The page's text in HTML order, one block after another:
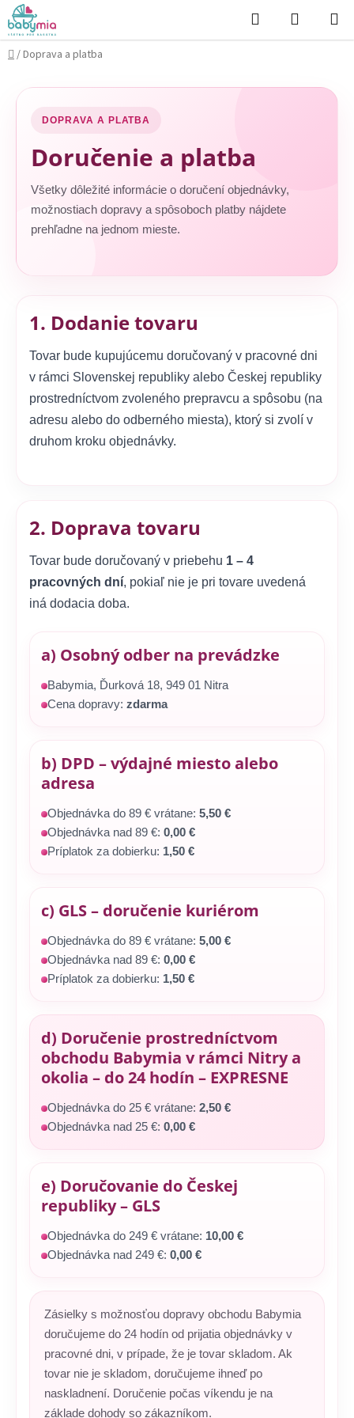
Prejsť
na
obsah
Hľadať
KOŠÍK
Domov
/Doprava a platba
DOPRAVA A PLATBA
Doručenie a platba
Všetky dôležité informácie o doručení objednávky,
možnostiach dopravy a spôsoboch platby nájdete
prehľadne na jednom mieste.
1. Dodanie tovaru
Tovar bude kupujúcemu doručovaný v pracovné dni
v rámci Slovenskej republiky alebo Českej republiky
prostredníctvom zvoleného prepravcu a spôsobu (na
adresu alebo do odberného miesta), ktorý si zvolí v
druhom kroku objednávky.
2. Doprava tovaru
Tovar bude doručovaný v priebehu 1 – 4
pracovných dní, pokiaľ nie je pri tovare uvedená
iná dodacia doba.
a) Osobný odber na prevádzke
Babymia, Ďurková 18, 949 01 Nitra
Cena dopravy: zdarma
b) DPD – výdajné miesto alebo
adresa
Objednávka do 89 € vrátane: 5,50 €
Objednávka nad 89 €: 0,00 €
Príplatok za dobierku: 1,50 €
c) GLS – doručenie kuriérom
Objednávka do 89 € vrátane: 5,00 €
Objednávka nad 89 €: 0,00 €
Príplatok za dobierku: 1,50 €
d) Doručenie prostredníctvom
obchodu Babymia v rámci Nitry a
okolia – do 24 hodín – EXPRESNE
Objednávka do 25 € vrátane: 2,50 €
Objednávka nad 25 €: 0,00 €
e) Doručovanie do Českej
republiky – GLS
Objednávka do 249 € vrátane: 10,00 €
Objednávka nad 249 €: 0,00 €
Zásielky s možnosťou dopravy obchodu Babymia
doručujeme do 24 hodín od prijatia objednávky v
pracovné dni, v prípade, že je tovar skladom. Ak
tovar nie je skladom, doručujeme ihneď po
naskladnení. Doručenie počas víkendu je na
základe dohody so zákazníkom.